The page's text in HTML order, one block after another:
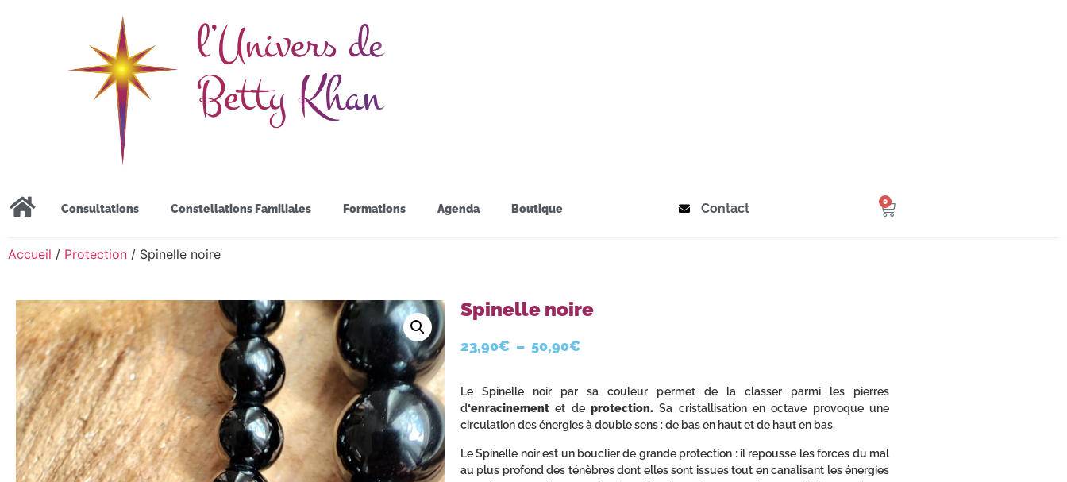
Consultations Constellations Familiales Formations Agenda Boutique Contact 0
Accueil / Protection / Spinelle noire
Spinelle noire
23,90€ – 50,90€
Le Spinelle noir par sa couleur permet de la classer parmi les pierres
d‘enracinement et de protection. Sa cristallisation en octave provoque une
circulation des énergies à double sens : de bas en haut et de haut en bas.
Le Spinelle noir est un bouclier de grande protection : il repousse les forces du mal
au plus profond des ténèbres dont elles sont issues tout en canalisant les énergies